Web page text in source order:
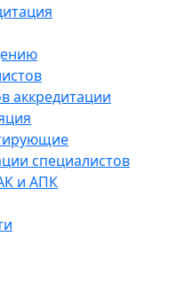
аккредитации
специалистов
и АПК